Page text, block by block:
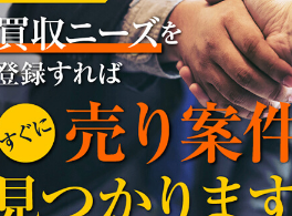
役員や従業員を事業承継の後継者と
外部の第三者への事業承継（M&A)
M&Aを活用した事業承継をするときの
事業承継先によるメリット・デメリ
事業承継で親族・従業員に株式を承